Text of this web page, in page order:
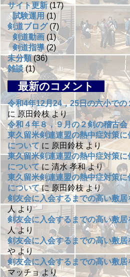
サイト更新(17)
試験運用(1)
剣道ブログ(7)
剣道動画 (1)
剣道指導(2)
未分類(36)
雑談(1)
最新のコメント
令和4年12月24，25日の六小で
に原田鈴枝より
令和４年８，９月の２剣の稽古会
東久留米剣連連盟の熱中症対策
についてに 原田鈴枝より
東久留米剣連連盟の熱中症対策
についてに清水 孝和より
東久留米剣連連盟の熱中症対策
についてに原田鈴枝より
剣友会に入会するまでの高い敷
人より
剣友会に入会するまでの高い敷
人より
剣友会に入会するまでの高い敷
や より
剣友会に入会するまでの高い敷
マッチョより